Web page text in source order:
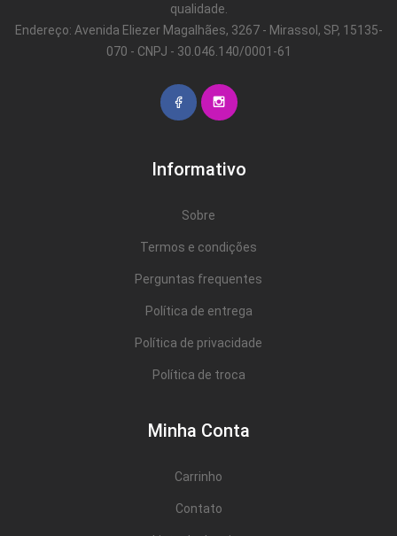
qualidade.
Endereço: Avenida Eliezer Magalhães, 3267 - Mirassol, SP, 15135-
070 - CNPJ - 30.046.140/0001-61
Informativo
Sobre
Termos e condições
Perguntas frequentes
Política de entrega
Política de privacidade
Política de troca
Minha Conta
Carrinho
Contato